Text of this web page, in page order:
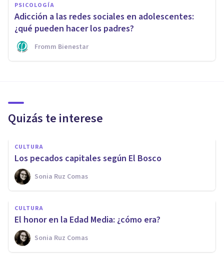
PSICOLOGÍA
Adicción a las redes sociales en adolescentes:
¿qué pueden hacer los padres?
Fromm Bienestar
Quizás te interese
CULTURA
Los pecados capitales según El Bosco
Sonia Ruz Comas
CULTURA
El honor en la Edad Media: ¿cómo era?
Sonia Ruz Comas